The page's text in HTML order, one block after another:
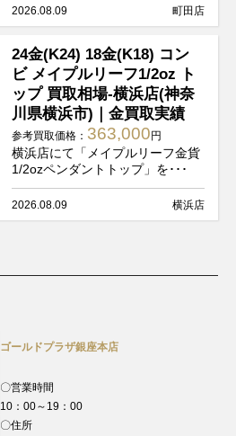
2026.08.09 町田店
24金(K24) 18金(K18) コン
ビ メイプルリーフ1/2oz ト
ップ 買取相場-横浜店(神奈
川県横浜市)｜金買取実績
参考買取価格： 363,000 円
横浜店にて「メイプルリーフ金貨
1/2ozペンダントトップ」を･･･
2026.08.09 横浜店
ゴールドプラザ銀座本店
〇営業時間
10：00～19：00
〇住所